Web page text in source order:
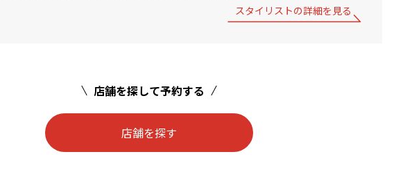
スタイリストの詳細を見る
店舗を探して予約する
店舗を探す